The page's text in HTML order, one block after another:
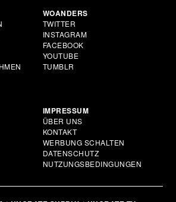
WOANDERS
TWITTER
INSTAGRAM
FACEBOOK
YOUTUBE
TUMBLR
IMPRESSUM
ÜBER UNS
KONTAKT
WERBUNG SCHALTEN
DATENSCHUTZ
NUTZUNGSBEDINGUNGEN